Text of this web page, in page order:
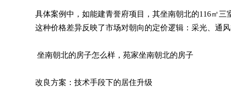
具体案例中，如能建青誉府项目，其坐南朝北的116㎡三
这种价格差异反映了市场对朝向的定价逻辑：采光、通
坐南朝北的房子怎么样，苑家坐南朝北的房子
改良方案：技术手段下的居住升级